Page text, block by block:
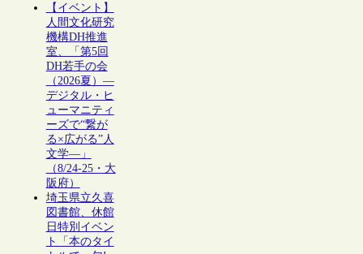
【イベント】
人間文化研究
機構DH推進
室、「第5回
DH若手の会
（2026夏）―
デジタル・ヒ
ューマニティ
ーズで“繋が
る×広がる”人
文学―」
（8/24-25・大
阪府）
埼玉県立久喜
図書館、休館
日特別イベン
ト「本のタイ